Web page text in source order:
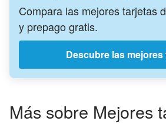
Compara las mejores tarjetas
y prepago gratis.
Descubre las mejores
Más sobre Mejores